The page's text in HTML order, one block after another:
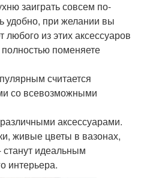
заиграть совсем по-
удобно, при желании вы
любого из этих аксессуаров
полностью поменяете
считается
со всевозможными
аксессуарами.
живые цветы в вазонах,
станут идеальным
интерьера.